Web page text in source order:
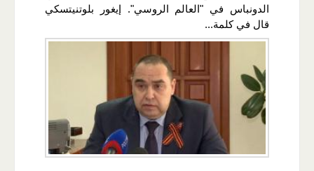
الدونباس في "العالم الروسي". إيغور بلوتنيتسكي
قال في كلمة...